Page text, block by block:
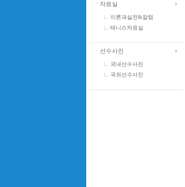
ㆍ자료실
이론과실전&칼럼
테니스자료실
ㆍ선수사진
국내선수사진
국외선수사진